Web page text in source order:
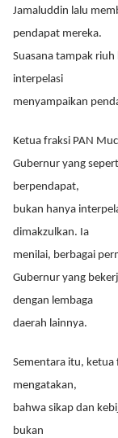
Jamaluddin lalu
pendapat mereka.
Suasana tampak
interpelasi
menyampaikan
Ketua fraksi PAN
Gubernur yang
berpendapat,
bukan hanya
dimakzulkan. Ia
menilai, berbagai
Gubernur yang
dengan lembaga
daerah lainnya.
Sementara itu, ketua
mengatakan,
bahwa sikap dan
bukan